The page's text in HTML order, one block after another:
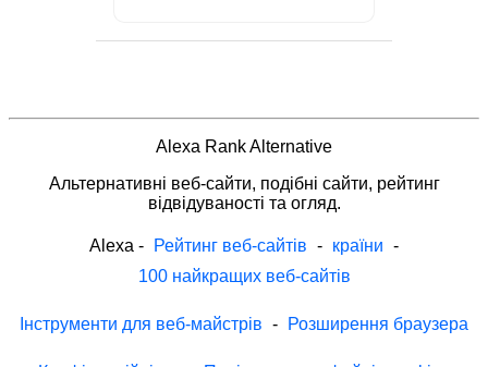
Alexa Rank Alternative
Альтернативні веб-сайти, подібні сайти, рейтинг
відвідуваності та огляд.
Alexa - Рейтинг веб-сайтів - країни -
100 найкращих веб-сайтів
Інструменти для веб-майстрів - Розширення браузера